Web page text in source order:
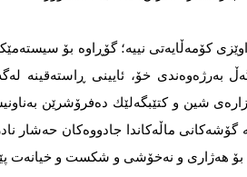
کۆمەڵایەتی نییە؛ گۆڕاوە بۆ
بەرژەوەندی خۆ، ئایینی ڕاستەقینە
شین و کتێبگەلێك دەفرۆشرێن
ماڵەکاندا جادووەکان حەشار
هەژاری و نەخۆشی و شکست و خیانەت